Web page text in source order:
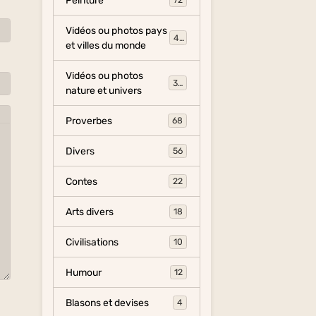
Vidéos ou photos pays
et villes du monde
454
Vidéos ou photos
nature et univers
325
Proverbes 68
Divers 56
Contes 22
Arts divers 18
Civilisations 10
Humour 12
Blasons et devises 4